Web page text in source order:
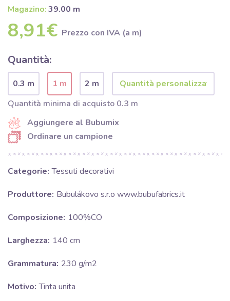
Magazino:39.00 m
8,91€ Prezzo con IVA (a m)
Quantità:
0.3 m 1 m
2 m
Quantità minima di acquisto 0.3 m
Aggiungere al Bubumix
Ordinare un campione
Categorie: Tessuti decorativi
Produttore: Bubulákovo s.r.o www.bubufabrics.it
Composizione: 100%CO
Larghezza: 140 cm
Grammatura: 230 g/m2
Motivo: Tinta unita